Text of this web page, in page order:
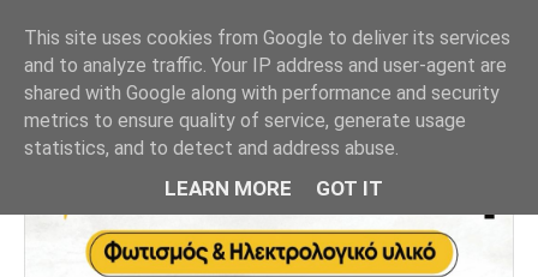
This site uses cookies from Google to deliver its services
and to analyze traffic. Your IP address and user-agent are
shared with Google along with performance and security
metrics to ensure quality of service, generate usage
statistics, and to detect and address abuse.
LEARN MORE GOT IT